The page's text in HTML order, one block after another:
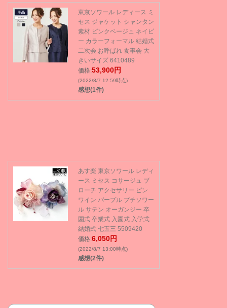
東京ソワール レディース ミ
セス ジャケット シャンタン
素材 ピンクベージュ ネイビ
ー カラーフォーマル 結婚式
二次会 お呼ばれ 食事会 大
きいサイズ 6410489
価格:53,900円
(2022/8/7 12:59時点)
感想(1件)
あす楽 東京ソワール レディ
ース ミセス コサージュ ブ
ローチ アクセサリー ピン
ワイン パープル プチソワー
ル サテン オーガンジー 卒
園式 卒業式 入園式 入学式
結婚式 七五三 5509420
価格:6,050円
(2022/8/7 13:00時点)
感想(2件)